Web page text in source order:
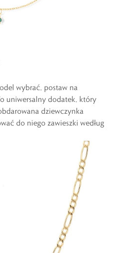
wybrać, postaw na
uniwersalny dodatek, który
dziewczynka
do niego zawieszki według